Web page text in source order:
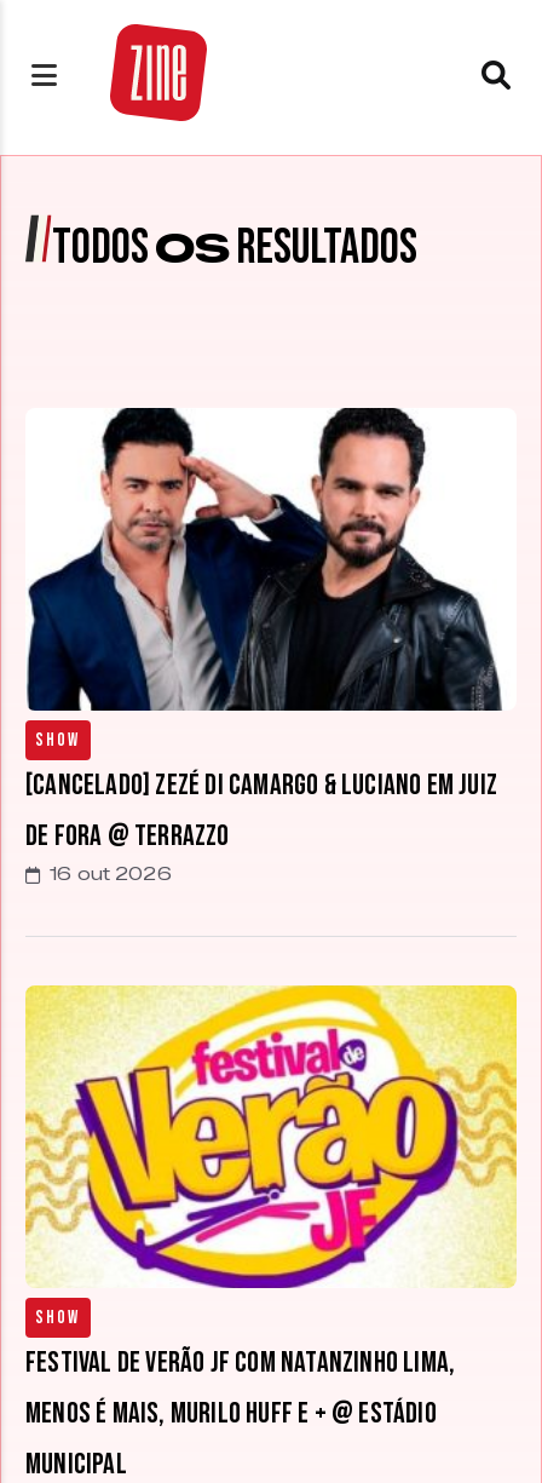
TODOSOSRESULTADOS
Show
[CANCELADO] Zezé Di Camargo & Luciano em Juiz
de Fora @ Terrazzo
16 out 2026
Show
Festival de Verão JF com Natanzinho Lima,
Menos é Mais, Murilo Huff e + @ Estádio
Municipal